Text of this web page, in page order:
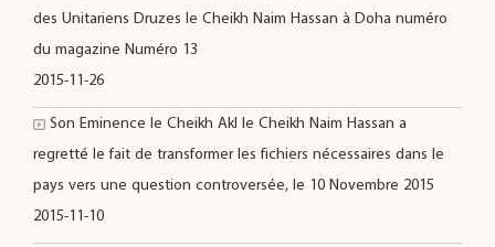
des Unitariens Druzes le Cheikh Naim Hassan à Doha numéro
du magazine Numéro 13
2015-11-26
Son Eminence le Cheikh Akl le Cheikh Naim Hassan a
regretté le fait de transformer les fichiers nécessaires dans le
pays vers une question controversée, le 10 Novembre 2015
2015-11-10